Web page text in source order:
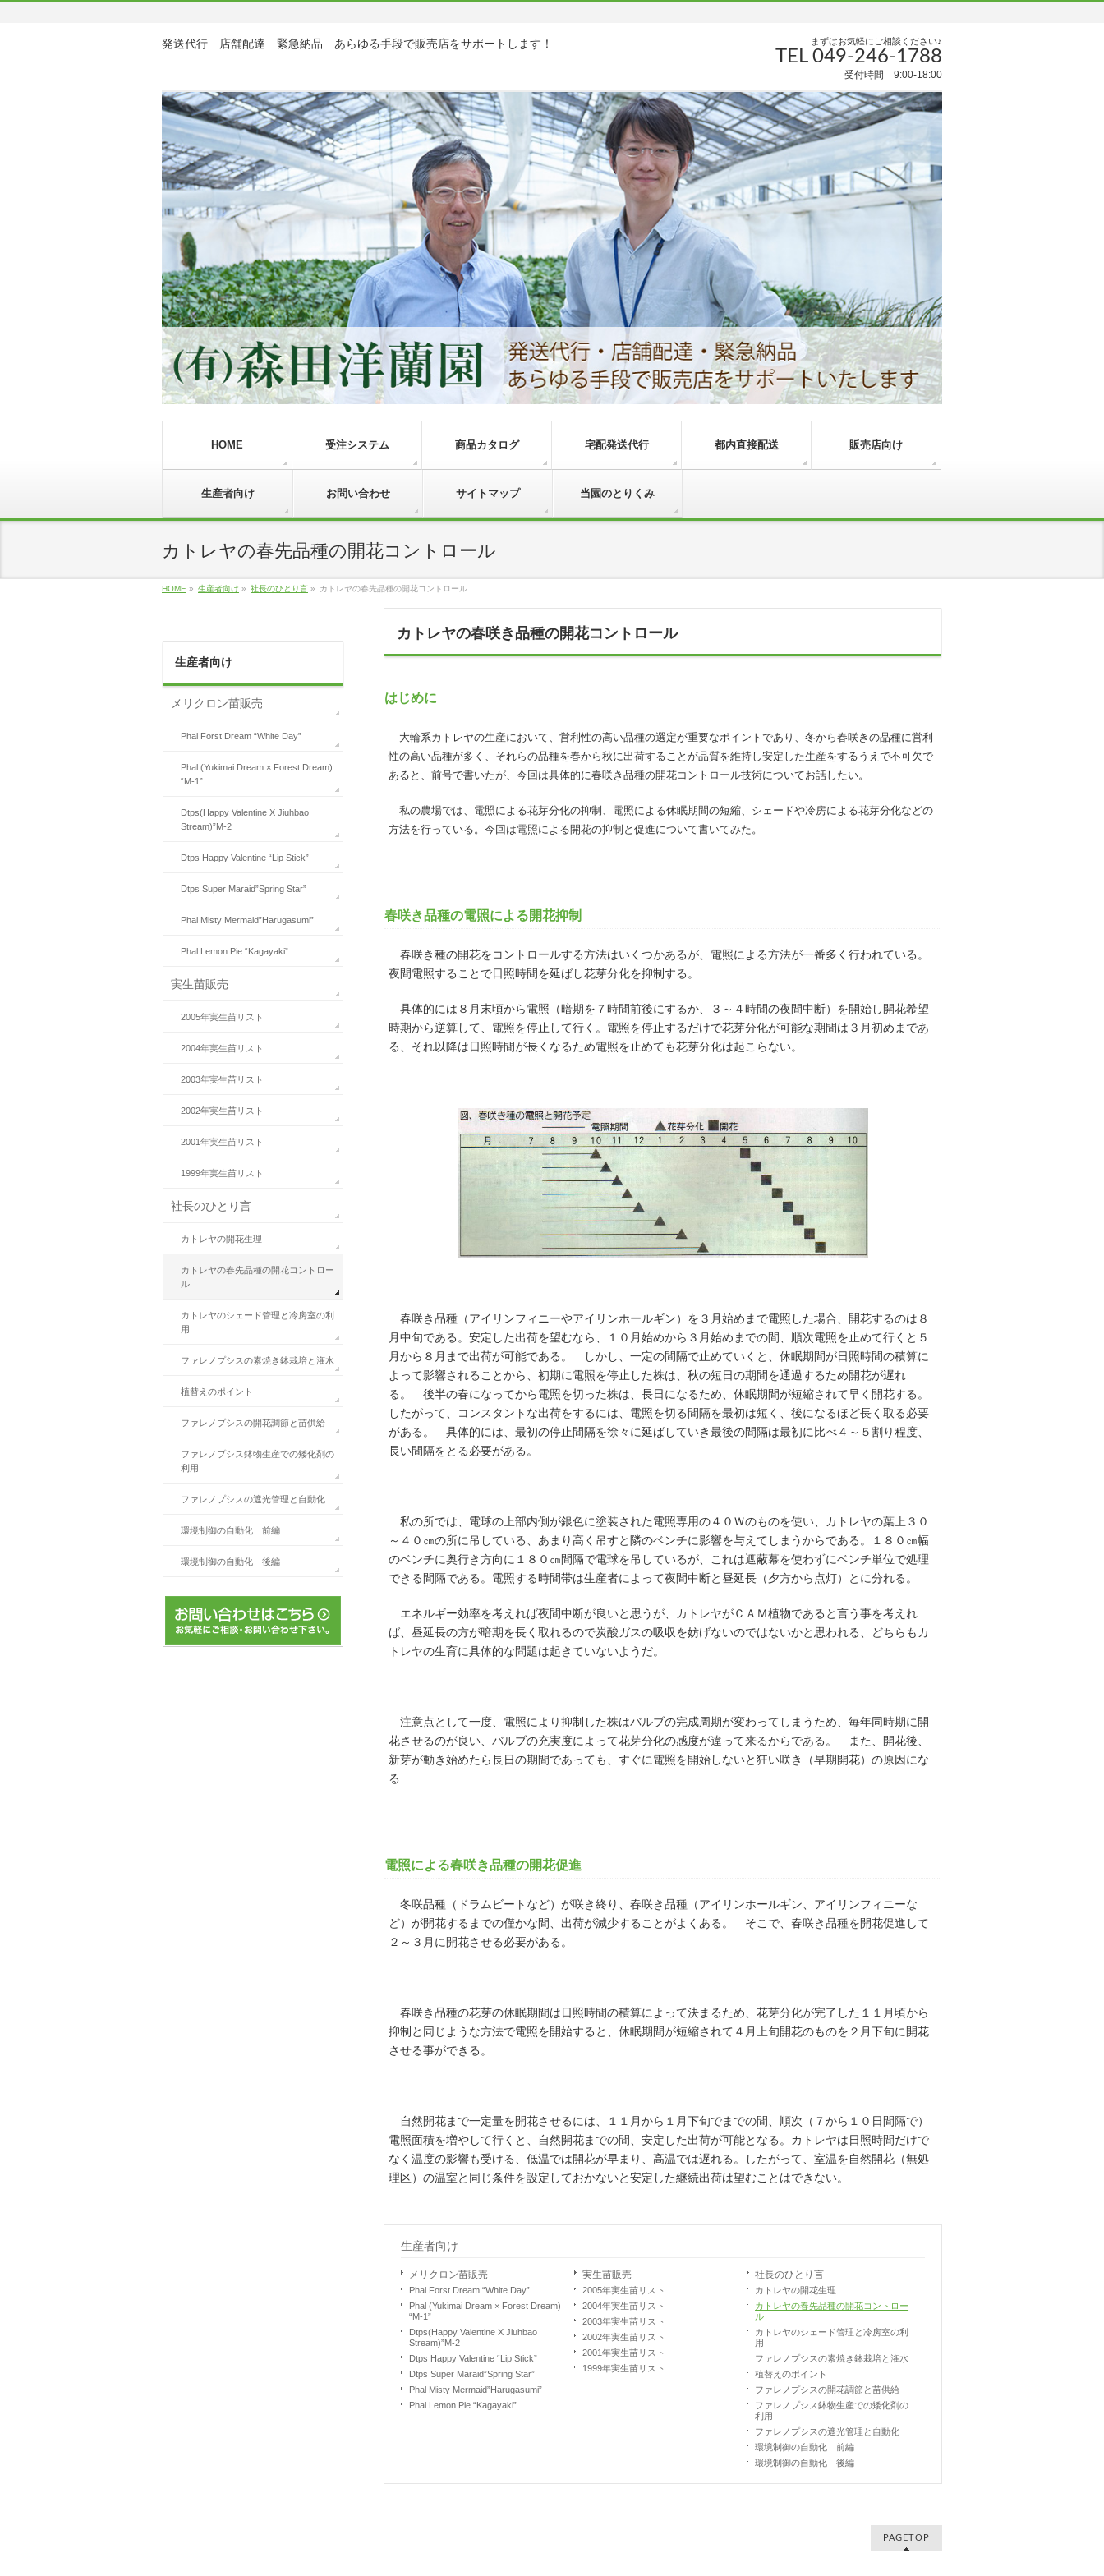
発送代行 店舗配達 緊急納品 あらゆる手段で販売店をサポートします！ まずはお気軽にご相談ください♪
TEL 049-246-1788
受付時間 9:00-18:00
HOME 受注システム 商品カタログ 宅配発送代行 都内直接配送 販売店向け
生産者向け お問い合わせ サイトマップ 当園のとりくみ
カトレヤの春先品種の開花コントロール
HOME » 生産者向け » 社長のひとり言 » カトレヤの春先品種の開花コントロール
カトレヤの春咲き品種の開花コントロール
はじめに
大輪系カトレヤの生産において、営利性の高い品種の選定が重要なポイントであり、冬から春咲きの品種に営利
性の高い品種が多く、それらの品種を春から秋に出荷することが品質を維持し安定した生産をするうえで不可欠で
あると、前号で書いたが、今回は具体的に春咲き品種の開花コントロール技術についてお話したい。
私の農場では、電照による花芽分化の抑制、電照による休眠期間の短縮、シェードや冷房による花芽分化などの
方法を行っている。今回は電照による開花の抑制と促進について書いてみた。
春咲き品種の電照による開花抑制
春咲き種の開花をコントロールする方法はいくつかあるが、電照による方法が一番多く行われている。
夜間電照することで日照時間を延ばし花芽分化を抑制する。
具体的には８月末頃から電照（暗期を７時間前後にするか、３～４時間の夜間中断）を開始し開花希望
時期から逆算して、電照を停止して行く。電照を停止するだけで花芽分化が可能な期間は３月初めまであ
る、それ以降は日照時間が長くなるため電照を止めても花芽分化は起こらない。
春咲き品種（アイリンフィニーやアイリンホールギン）を３月始めまで電照した場合、開花するのは８
月中旬である。安定した出荷を望むなら、１０月始めから３月始めまでの間、順次電照を止めて行くと５
月から８月まで出荷が可能である。 しかし、一定の間隔で止めていくと、休眠期間が日照時間の積算に
よって影響されることから、初期に電照を停止した株は、秋の短日の期間を通過するため開花が遅れ
る。 後半の春になってから電照を切った株は、長日になるため、休眠期間が短縮されて早く開花する。
したがって、コンスタントな出荷をするには、電照を切る間隔を最初は短く、後になるほど長く取る必要
がある。 具体的には、最初の停止間隔を徐々に延ばしていき最後の間隔は最初に比べ４～５割り程度、
長い間隔をとる必要がある。
私の所では、電球の上部内側が銀色に塗装された電照専用の４０Ｗのものを使い、カトレヤの葉上３０
～４０㎝の所に吊している、あまり高く吊すと隣のベンチに影響を与えてしまうからである。１８０㎝幅
のベンチに奥行き方向に１８０㎝間隔で電球を吊しているが、これは遮蔽幕を使わずにベンチ単位で処理
できる間隔である。電照する時間帯は生産者によって夜間中断と昼延長（夕方から点灯）とに分れる。
エネルギー効率を考えれば夜間中断が良いと思うが、カトレヤがＣＡＭ植物であると言う事を考えれ
ば、昼延長の方が暗期を長く取れるので炭酸ガスの吸収を妨げないのではないかと思われる、どちらもカ
トレヤの生育に具体的な問題は起きていないようだ。
注意点として一度、電照により抑制した株はバルブの完成周期が変わってしまうため、毎年同時期に開
花させるのが良い、バルブの充実度によって花芽分化の感度が違って来るからである。 また、開花後、
新芽が動き始めたら長日の期間であっても、すぐに電照を開始しないと狂い咲き（早期開花）の原因にな
る
電照による春咲き品種の開花促進
冬咲品種（ドラムビートなど）が咲き終り、春咲き品種（アイリンホールギン、アイリンフィニーな
ど）が開花するまでの僅かな間、出荷が減少することがよくある。 そこで、春咲き品種を開花促進して
２～３月に開花させる必要がある。
春咲き品種の花芽の休眠期間は日照時間の積算によって決まるため、花芽分化が完了した１１月頃から
抑制と同じような方法で電照を開始すると、休眠期間が短縮されて４月上旬開花のものを２月下旬に開花
させる事ができる。
自然開花まで一定量を開花させるには、１１月から１月下旬でまでの間、順次（７から１０日間隔で）
電照面積を増やして行くと、自然開花までの間、安定した出荷が可能となる。カトレヤは日照時間だけで
なく温度の影響も受ける、低温では開花が早まり、高温では遅れる。したがって、室温を自然開花（無処
理区）の温室と同じ条件を設定しておかないと安定した継続出荷は望むことはできない。
生産者向け
メリクロン苗販売
Phal Forst Dream “White Day”
Phal (Yukimai Dream × Forest Dream)
“M-1”
Dtps(Happy Valentine X Jiuhbao
Stream)”M-2
Dtps Happy Valentine “Lip Stick”
Dtps Super Maraid”Spring Star”
Phal Misty Mermaid”Harugasumi”
Phal Lemon Pie “Kagayaki”
実生苗販売
2005年実生苗リスト
2004年実生苗リスト
2003年実生苗リスト
2002年実生苗リスト
2001年実生苗リスト
1999年実生苗リスト
社長のひとり言
カトレヤの開花生理
カトレヤの春先品種の開花コントロー
ル
カトレヤのシェード管理と冷房室の利
用
ファレノプシスの素焼き鉢栽培と潅水
植替えのポイント
ファレノプシスの開花調節と苗供給
ファレノプシス鉢物生産での矮化剤の
利用
ファレノプシスの遮光管理と自動化
環境制御の自動化 前編
環境制御の自動化 後編
生産者向け
メリクロン苗販売
Phal Forst Dream “White Day”
Phal (Yukimai Dream × Forest Dream)
“M-1”
Dtps(Happy Valentine X Jiuhbao
Stream)”M-2
Dtps Happy Valentine “Lip Stick”
Dtps Super Maraid”Spring Star”
Phal Misty Mermaid”Harugasumi”
Phal Lemon Pie “Kagayaki”
実生苗販売
2005年実生苗リスト
2004年実生苗リスト
2003年実生苗リスト
2002年実生苗リスト
2001年実生苗リスト
1999年実生苗リスト
社長のひとり言
カトレヤの開花生理
カトレヤの春先品種の開花コントロー
ル
カトレヤのシェード管理と冷房室の利
用
ファレノプシスの素焼き鉢栽培と潅水
植替えのポイント
ファレノプシスの開花調節と苗供給
ファレノプシス鉢物生産での矮化剤の
利用
ファレノプシスの遮光管理と自動化
環境制御の自動化 前編
環境制御の自動化 後編
PAGETOP